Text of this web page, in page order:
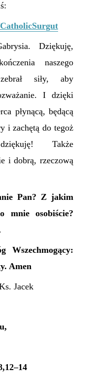
Dziękuję,
naszego
siły, aby
I dzięki
płynącą, będącą
i zachętą do tegoż
Także
i dobrą, rzeczową
Pan? Z jakim
mnie osobiście?
Wszechmogący:
Amen
Jacek